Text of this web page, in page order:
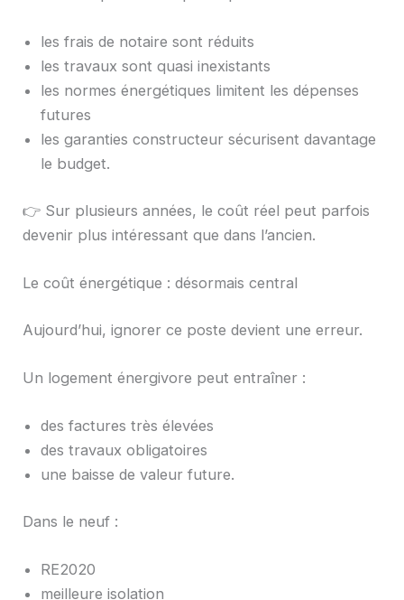
les frais de notaire sont réduits
les travaux sont quasi inexistants
les normes énergétiques limitent les dépenses
futures
les garanties constructeur sécurisent davantage
le budget.
👉 Sur plusieurs années, le coût réel peut parfois
devenir plus intéressant que dans l’ancien.
Le coût énergétique : désormais central
Aujourd’hui, ignorer ce poste devient une erreur.
Un logement énergivore peut entraîner :
des factures très élevées
des travaux obligatoires
une baisse de valeur future.
Dans le neuf :
RE2020
meilleure isolation